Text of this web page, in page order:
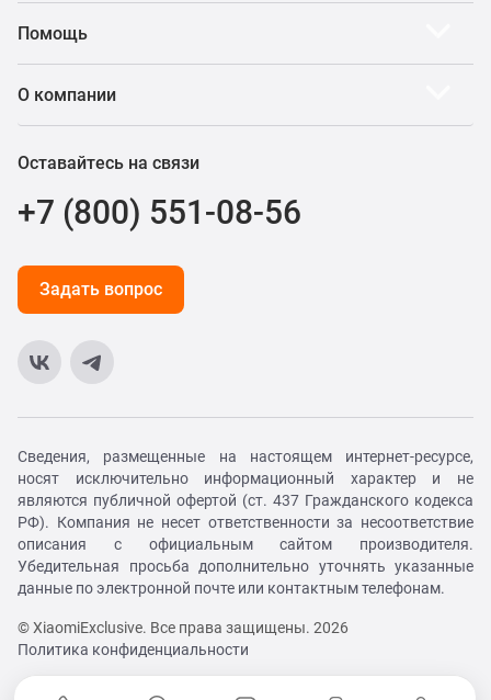
Помощь
О компании
Оставайтесь на связи
+7 (800) 551-08-56
Задать вопрос
Сведения, размещенные на настоящем интернет-ресурсе,
носят исключительно информационный характер и не
являются публичной офертой (ст. 437 Гражданского кодекса
РФ). Компания не несет ответственности за несоответствие
описания с официальным сайтом производителя.
Убедительная просьба дополнительно уточнять указанные
данные по электронной почте или контактным телефонам.
© XiaomiExclusive. Все права защищены. 2026
Политика конфиденциальности